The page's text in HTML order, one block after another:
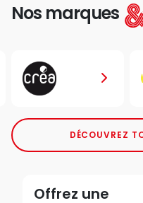
Nos marques
DÉCOUVREZ
Offrez une